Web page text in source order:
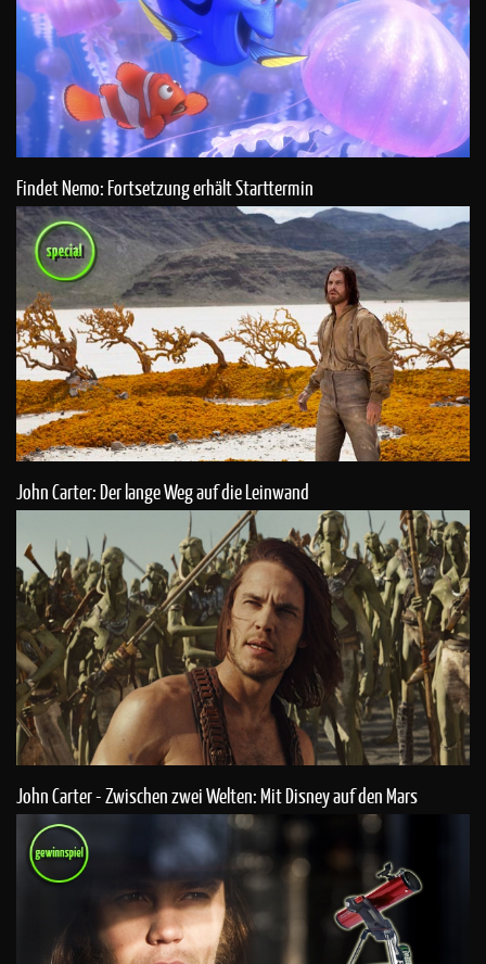
Findet Nemo: Fortsetzung erhält Starttermin
John Carter: Der lange Weg auf die Leinwand
John Carter - Zwischen zwei Welten: Mit Disney auf den Mars